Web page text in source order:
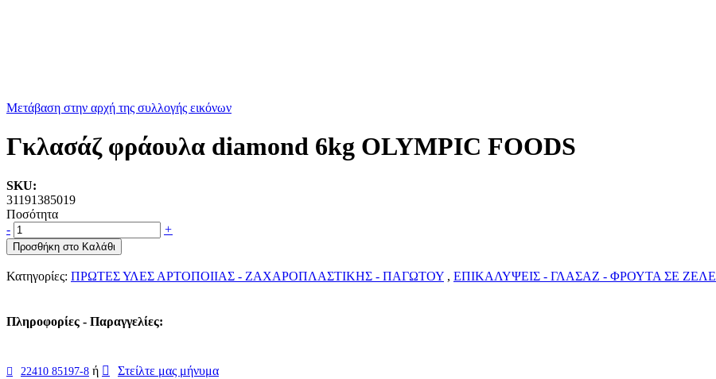
Μετάβαση στην αρχή της συλλογής εικόνων
Γκλασάζ φράουλα diamond 6kg OLYMPIC FOODS
SKU:
31191385019
Ποσότητα
-
+
Προσθήκη στο Καλάθι
Κατηγορίες: ΠΡΩΤΕΣ ΥΛΕΣ ΑΡΤΟΠΟΙΙΑΣ - ΖΑΧΑΡΟΠΛΑΣΤΙΚΗΣ - ΠΑΓΩΤΟΥ , ΕΠΙΚΑΛΥΨΕΙΣ - ΓΛΑΣΑΖ - ΦΡΟΥΤΑ ΣΕ ΖΕΛΕ
Πληροφορίες - Παραγγελίες:
22410 85197-8 ή Στείλτε μας μήνυμα